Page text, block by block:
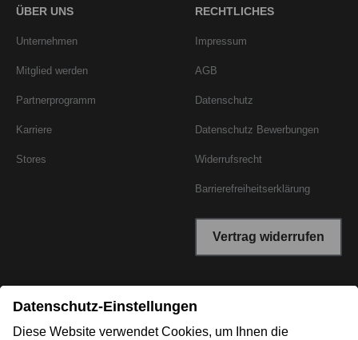
ÜBER UNS
Unternehmen
Mitglied werden
Partnerprogramm
Karriere
Stores
RECHTLICHES
Impressum
AGB
Datenschutz
Datenschutz Bewerbungen
Widerrufsrecht
Barrierefreiheitserklärung
Vertrag widerrufen